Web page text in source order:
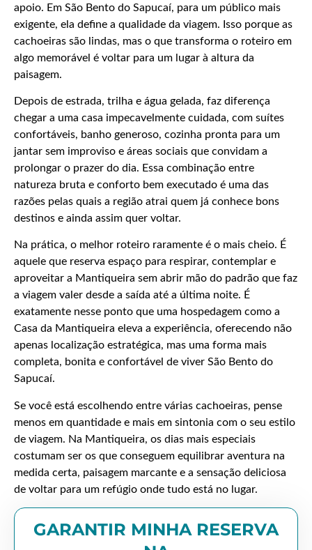
apoio. Em São Bento do Sapucaí, para um público mais
exigente, ela define a qualidade da viagem. Isso porque as
cachoeiras são lindas, mas o que transforma o roteiro em
algo memorável é voltar para um lugar à altura da
paisagem.
Depois de estrada, trilha e água gelada, faz diferença
chegar a uma casa impecavelmente cuidada, com suítes
confortáveis, banho generoso, cozinha pronta para um
jantar sem improviso e áreas sociais que convidam a
prolongar o prazer do dia. Essa combinação entre
natureza bruta e conforto bem executado é uma das
razões pelas quais a região atrai quem já conhece bons
destinos e ainda assim quer voltar.
Na prática, o melhor roteiro raramente é o mais cheio. É
aquele que reserva espaço para respirar, contemplar e
aproveitar a Mantiqueira sem abrir mão do padrão que faz
a viagem valer desde a saída até a última noite. É
exatamente nesse ponto que uma hospedagem como a
Casa da Mantiqueira eleva a experiência, oferecendo não
apenas localização estratégica, mas uma forma mais
completa, bonita e confortável de viver São Bento do
Sapucaí.
Se você está escolhendo entre várias cachoeiras, pense
menos em quantidade e mais em sintonia com o seu estilo
de viagem. Na Mantiqueira, os dias mais especiais
costumam ser os que conseguem equilibrar aventura na
medida certa, paisagem marcante e a sensação deliciosa
de voltar para um refúgio onde tudo está no lugar.
GARANTIR MINHA RESERVA